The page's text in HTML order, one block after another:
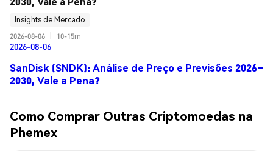
Insights de Mercado
2026-08-06
10-15m
2026-08-06
SanDisk (SNDK): Análise de Preço e Previsões 2026–
2030, Vale a Pena?
Como Comprar Outras Criptomoedas na
Phemex